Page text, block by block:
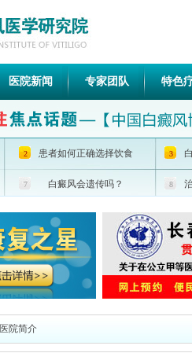
医院新闻 专家团队 特色
2 患者如何正确选择饮食 3
7 白癜风会遗传吗？ 8
医院简介